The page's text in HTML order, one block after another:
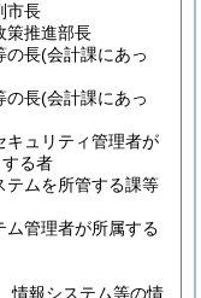
市長
推進部長
の長(会計課にあっ
の長(会計課にあっ
ュリティ管理者が
る者
ムを所管する課等
管理者が所属する
情報システム等の情